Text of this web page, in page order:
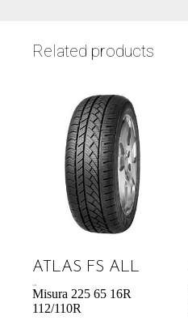
Related products
ATLAS FS ALL
Misura 225 65 16R
112/110R